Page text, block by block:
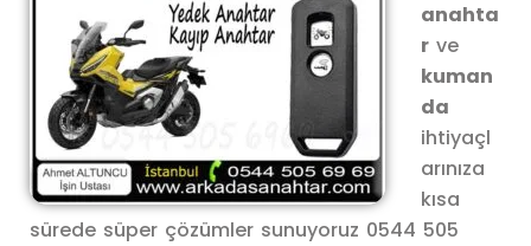
anahta
r ve
kuman
da
ihtiyaçl
arınıza
kısa
sürede süper çözümler sunuyoruz 0544 505